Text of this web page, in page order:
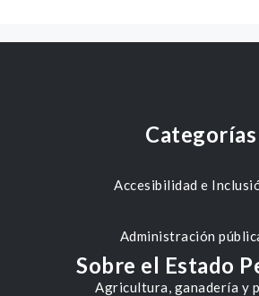
Categorías
Accesibilidad e
Administración
Agricultura, ganadería y
Sobre el Estado